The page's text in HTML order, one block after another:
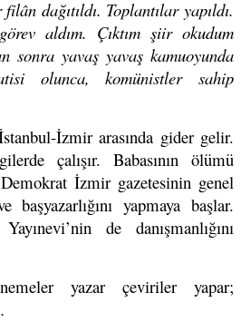
dağıtıldı. Toplantılar yapıldı.
aldım. Çıktım şiir okudum
sonra yavaş yavaş kamuoyunda
olunca, komünistler sahip
İzmir arasında gider gelir.
çalışır. Babasının ölümü
İzmir gazetesinin genel
başyazarlığını yapmaya başlar.
de danışmanlığını
yazar çeviriler yapar;